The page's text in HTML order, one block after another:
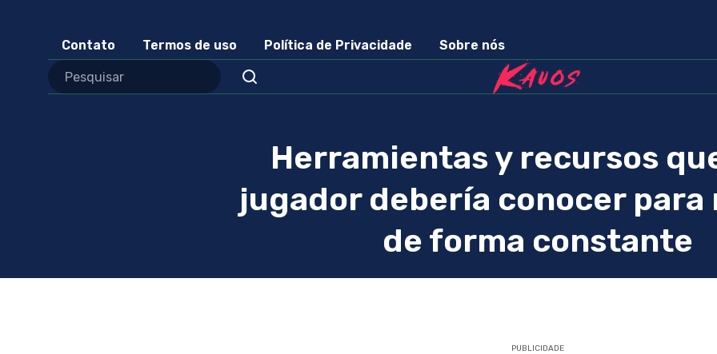
Contato Termos de uso Política de Privacidade Sobre nós
Herramientas y recursos
jugador debería conocer para
de forma constante
PUBLICIDADE